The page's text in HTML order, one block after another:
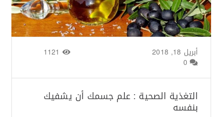
من طرف أبريل 18, 2018
0
التغذية الصحية : علم جسمك أن يشفيك
بنفسه